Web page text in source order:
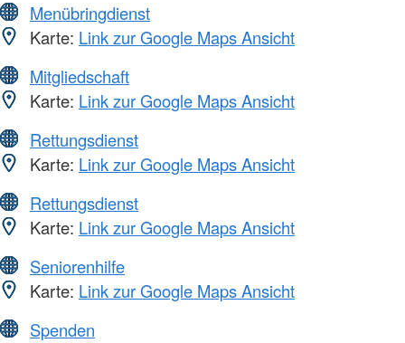
Menübringdienst
Karte: Link zur Google Maps Ansicht
Mitgliedschaft
Karte: Link zur Google Maps Ansicht
Rettungsdienst
Karte: Link zur Google Maps Ansicht
Rettungsdienst
Karte: Link zur Google Maps Ansicht
Seniorenhilfe
Karte: Link zur Google Maps Ansicht
Spenden